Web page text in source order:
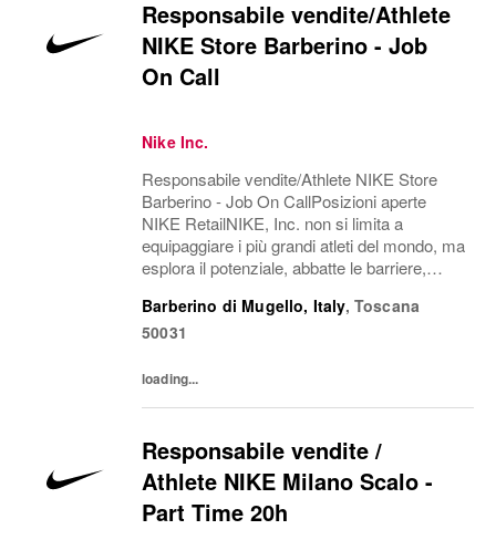
Responsabile vendite/Athlete
NIKE Store Barberino - Job
On Call
Nike Inc.
Responsabile vendite/Athlete NIKE Store
Barberino - Job On CallPosizioni aperte
NIKE RetailNIKE, Inc. non si limita a
equipaggiare i più grandi atleti del mondo, ma
esplora il potenziale, abbatte le barriere,
alla ricerca di persone in grado di...
Barberino di Mugello, Italy, Toscana
50031
loading...
Responsabile vendite /
Athlete NIKE Milano Scalo -
Part Time 20h